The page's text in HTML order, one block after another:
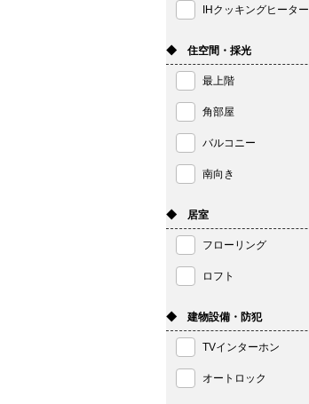
IHクッキングヒーター
◆ 住空間・採光
最上階
角部屋
バルコニー
南向き
◆ 居室
フローリング
ロフト
◆ 建物設備・防犯
TVインターホン
オートロック